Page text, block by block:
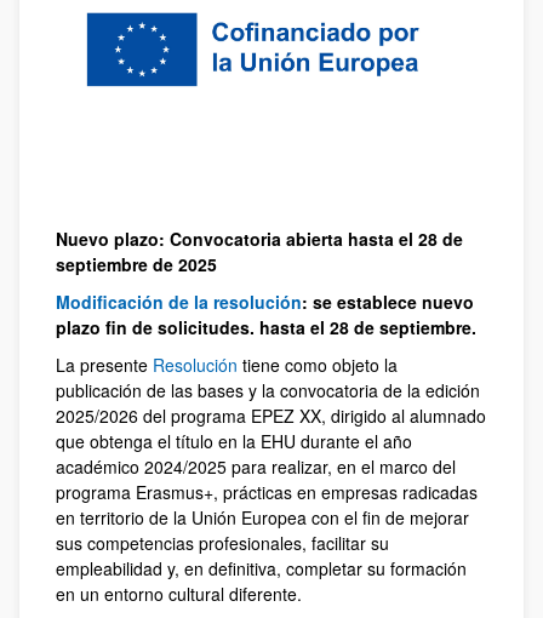
Nuevo plazo: Convocatoria abierta hasta el 28 de
septiembre de 2025
Modificación de la resolución: se establece nuevo
plazo fin de solicitudes. hasta el 28 de septiembre.
La presente Resolución tiene como objeto la
publicación de las bases y la convocatoria de la edición
2025/2026 del programa EPEZ XX, dirigido al alumnado
que obtenga el título en la EHU durante el año
académico 2024/2025 para realizar, en el marco del
programa Erasmus+, prácticas en empresas radicadas
en territorio de la Unión Europea con el fin de mejorar
sus competencias profesionales, facilitar su
empleabilidad y, en definitiva, completar su formación
en un entorno cultural diferente.